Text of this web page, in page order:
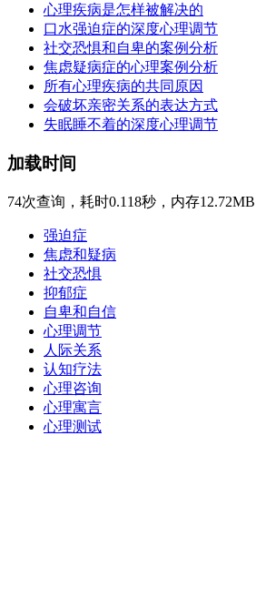
心理疾病是怎样被解决的
口水强迫症的深度心理调节
社交恐惧和自卑的案例分析
焦虑疑病症的心理案例分析
所有心理疾病的共同原因
会破坏亲密关系的表达方式
失眠睡不着的深度心理调节
加载时间
74次查询，耗时0.118秒，内存12.72MB
强迫症
焦虑和疑病
社交恐惧
抑郁症
自卑和自信
心理调节
人际关系
认知疗法
心理咨询
心理寓言
心理测试